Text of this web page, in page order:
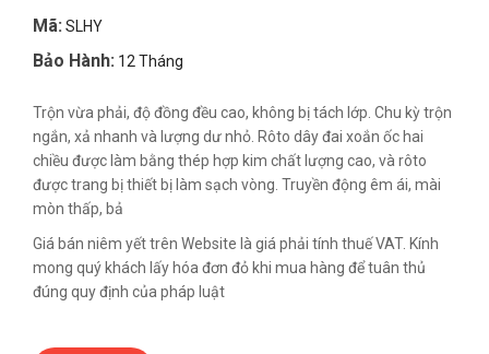
Mã: SLHY
Bảo Hành: 12 Tháng
Trộn vừa phải, độ đồng đều cao, không bị tách lớp. Chu kỳ trộn
ngắn, xả nhanh và lượng dư nhỏ. Rôto dây đai xoắn ốc hai
chiều được làm bằng thép hợp kim chất lượng cao, và rôto
được trang bị thiết bị làm sạch vòng. Truyền động êm ái, mài
mòn thấp, bả
Giá bán niêm yết trên Website là giá phải tính thuế VAT. Kính
mong quý khách lấy hóa đơn đỏ khi mua hàng để tuân thủ
đúng quy định của pháp luật